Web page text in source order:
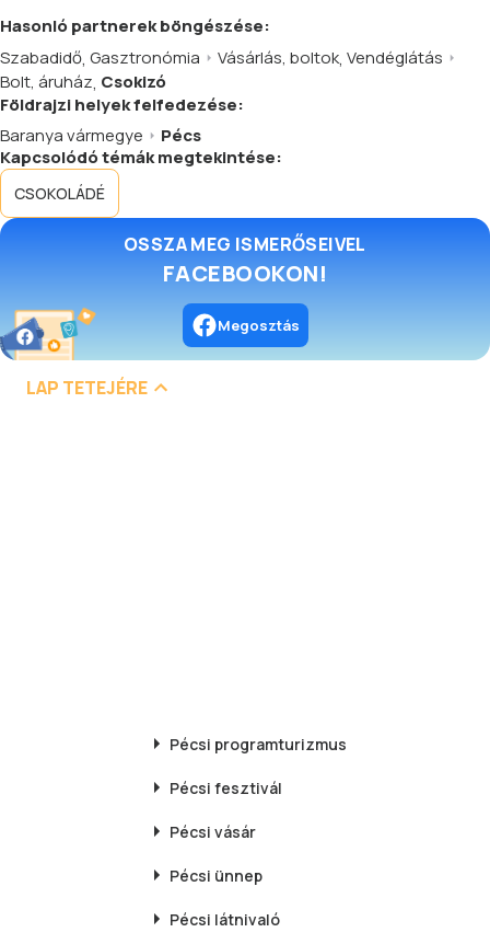
Hasonló partnerekböngészése:
Szabadidő, Gasztronómia Vásárlás, boltok, Vendéglátás
Bolt, áruház, Csokizó
Földrajzi helyek felfedezése:
Baranya vármegye
Pécs
Kapcsolódó témák megtekintése:
CSOKOLÁDÉ
OSSZA MEG ISMERŐSEIVEL
FACEBOOKON!
Megosztás
LAP TETEJÉRE
Pécsi programturizmus
Pécsi fesztivál
Pécsi vásár
Pécsi ünnep
Pécsi látnivaló